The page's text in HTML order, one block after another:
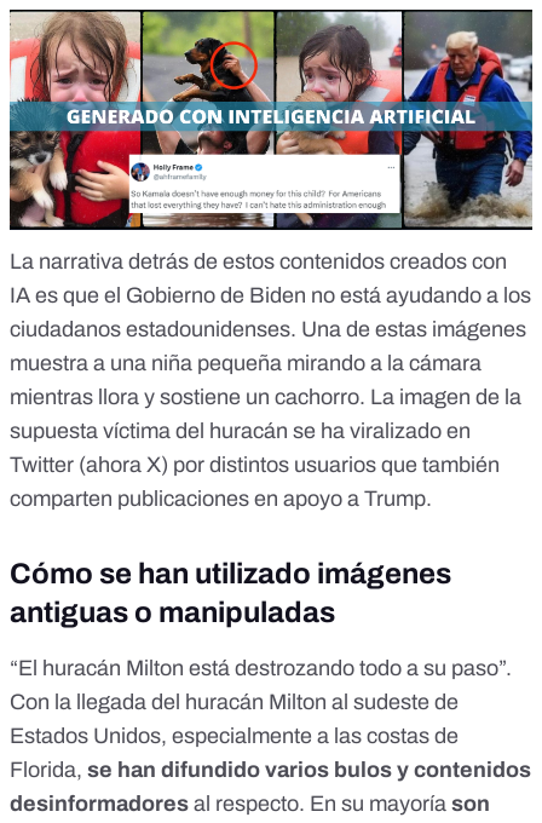
La narrativa detrás de estos contenidos creados con
IA es que el Gobierno de Biden no está ayudando a los
ciudadanos estadounidenses. Una de estas imágenes
muestra a una niña pequeña mirando a la cámara
mientras llora y sostiene un cachorro. La imagen de la
supuesta víctima del huracán se ha viralizado en
Twitter (ahora X) por distintos usuarios que también
comparten publicaciones en apoyo a Trump.
Cómo se han utilizado imágenes
antiguas o manipuladas
“El huracán Milton está destrozando todo a su paso”.
Con la llegada del huracán Milton al sudeste de
Estados Unidos, especialmente a las costas de
Florida, se han difundido varios bulos y contenidos
desinformadores al respecto. En su mayoría son